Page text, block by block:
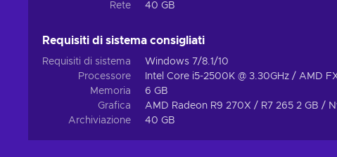
Rete
40 GB
Requisiti di sistema consigliati
Requisiti di sistema
Windows 7/8.1/10
Processore
Intel Core i5-2500K @ 3.30GHz / AMD
Memoria
6 GB
Grafica
AMD Radeon R9 270X / R7 265 2 GB /
Archiviazione
40 GB